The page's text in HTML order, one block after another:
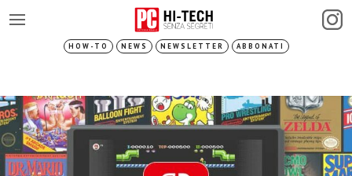
HOW-TO NEWS NEWSLETTER ABBONATI